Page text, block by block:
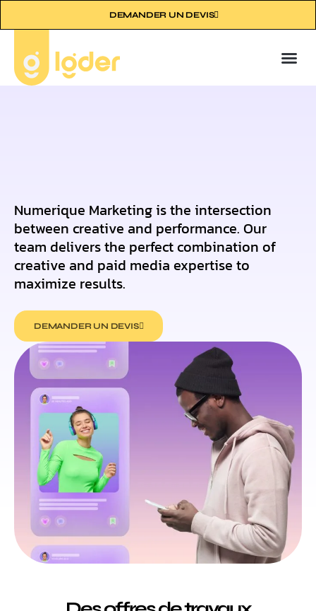
DEMANDER UN DEVIS
Numerique Marketing is the intersection
between creative and performance. Our
team delivers the perfect combination of
creative and paid media expertise to
maximize results.
DEMANDER UN DEVIS